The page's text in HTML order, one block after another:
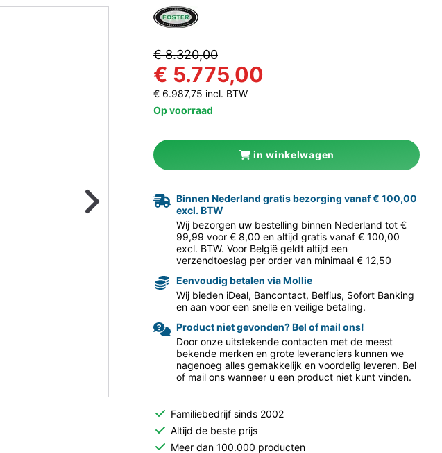
Naar volgende
€ 8.320,00
€ 5.775,00
€ 6.987,75 incl. BTW
Op voorraad
in winkelwagen
Binnen Nederland gratis bezorging vanaf € 100,00
excl. BTW
Wij bezorgen uw bestelling binnen Nederland tot €
99,99 voor € 8,00 en altijd gratis vanaf € 100,00
excl. BTW. Voor België geldt altijd een
verzendtoeslag per order van minimaal € 12,50
Eenvoudig betalen via Mollie
Wij bieden iDeal, Bancontact, Belfius, Sofort Banking
en aan voor een snelle en veilige betaling.
Product niet gevonden? Bel of mail ons!
Door onze uitstekende contacten met de meest
bekende merken en grote leveranciers kunnen we
nagenoeg alles gemakkelijk en voordelig leveren. Bel
of mail ons wanneer u een product niet kunt vinden.
Familiebedrijf sinds 2002
Altijd de beste prijs
Meer dan 100.000 producten